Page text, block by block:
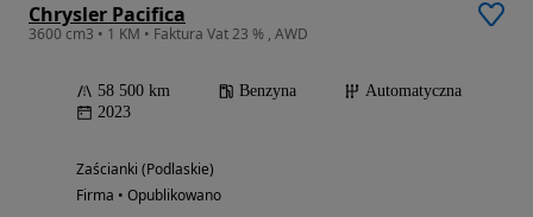
Chrysler Pacifica
3600 cm3 • 1 KM • Faktura Vat 23 % , AWD
58 500 km Benzyna
Automatyczna
2023
Zaścianki (Podlaskie)
Firma • Opublikowano